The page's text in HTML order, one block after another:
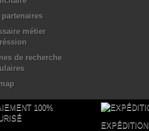
partenaires
métier
de recherche
EXPÉDITION